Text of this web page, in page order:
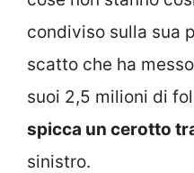
condiviso sulla sua
scatto che ha
suoi 2,5 milioni di
spicca un cerotto
sinistro.